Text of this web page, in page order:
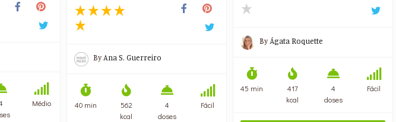
Médio
ByAna S. Guerreiro
40 min
562
kcal
4
doses
Fácil
ByÁgata Roquette
45 min
417
kcal
4
doses
Fácil